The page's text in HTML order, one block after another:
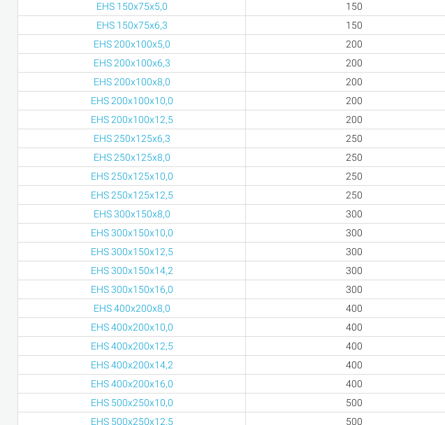
EHS 150x75x5,0
150
EHS 150x75x6,3
150
EHS 200x100x5,0
200
EHS 200x100x6,3
200
EHS 200x100x8,0
200
EHS 200x100x10,0
200
EHS 200x100x12,5
200
EHS 250x125x6,3
250
EHS 250x125x8,0
250
EHS 250x125x10,0
250
EHS 250x125x12,5
250
EHS 300x150x8,0
300
EHS 300x150x10,0
300
EHS 300x150x12,5
300
EHS 300x150x14,2
300
EHS 300x150x16,0
300
EHS 400x200x8,0
400
EHS 400x200x10,0
400
EHS 400x200x12,5
400
EHS 400x200x14,2
400
EHS 400x200x16,0
400
EHS 500x250x10,0
500
EHS 500x250x12,5
500